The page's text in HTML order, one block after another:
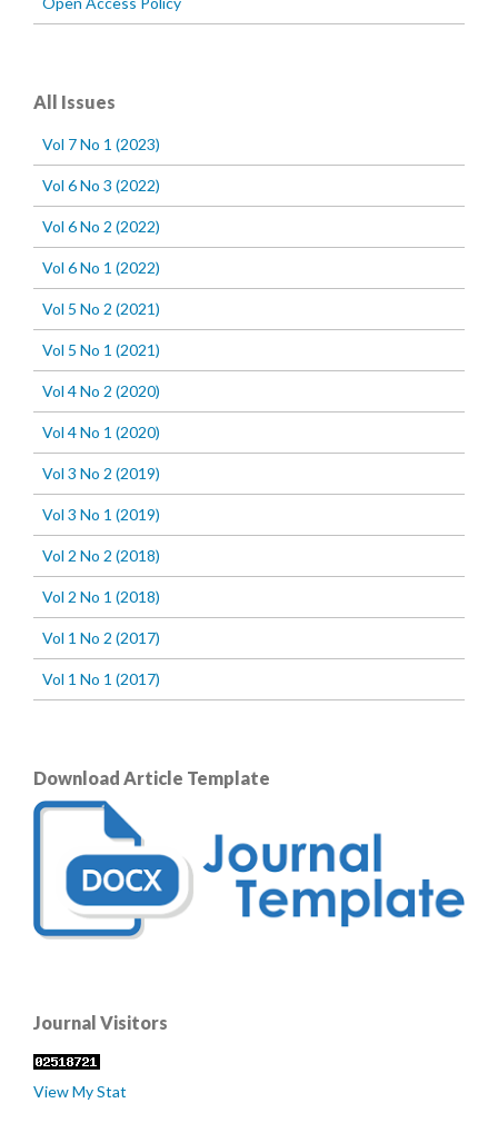
All Issues
Vol 7 No 1 (2023)
Vol 6 No 3 (2022)
Vol 6 No 2 (2022)
Vol 6 No 1 (2022)
Vol 5 No 2 (2021)
Vol 5 No 1 (2021)
Vol 4 No 2 (2020)
Vol 4 No 1 (2020)
Vol 3 No 2 (2019)
Vol 3 No 1 (2019)
Vol 2 No 2 (2018)
Vol 2 No 1 (2018)
Vol 1 No 2 (2017)
Vol 1 No 1 (2017)
Download Article Template
Journal Visitors
View My Stat